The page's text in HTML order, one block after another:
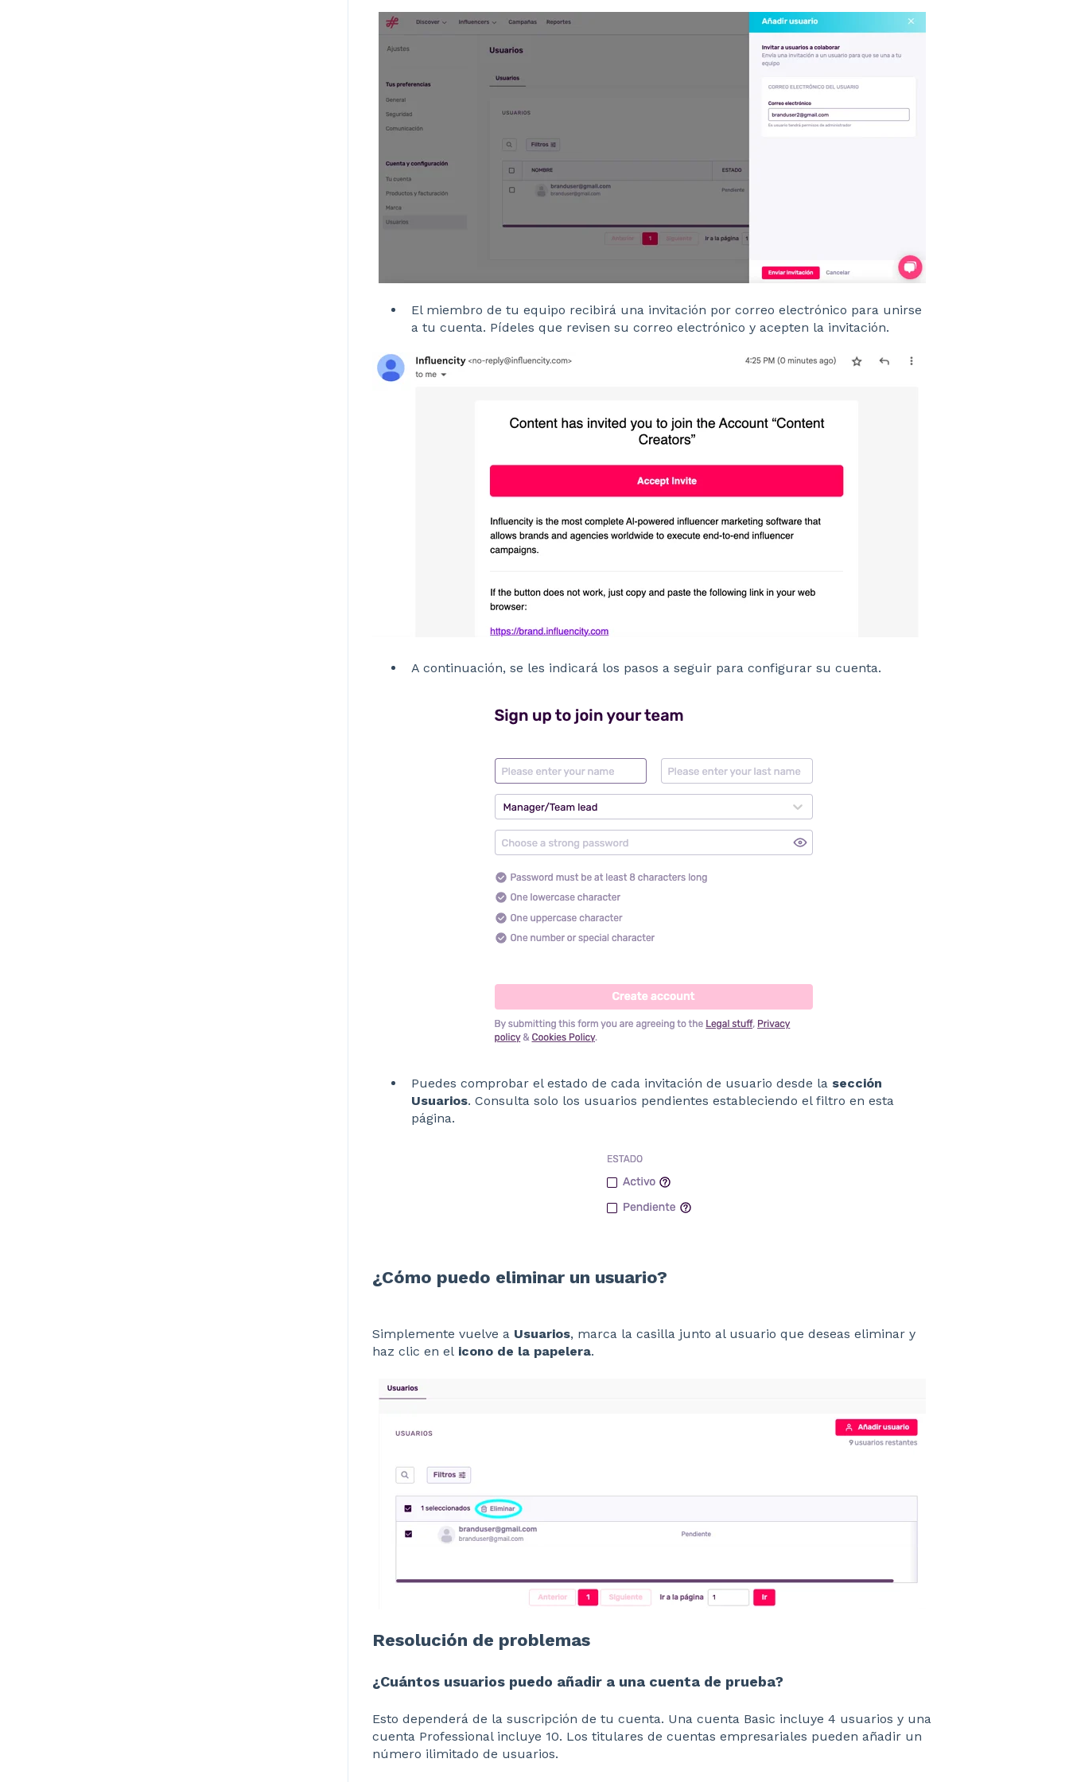
El miembro de tu equipo recibirá una invitación por correo electrónico para unirse
a tu cuenta. Pídeles que revisen su correo electrónico y acepten la invitación.
A continuación, se les indicará los pasos a seguir para configurar su cuenta.
Puedes comprobar el estado de cada invitación de usuario desde la sección
Usuarios. Consulta solo los usuarios pendientes estableciendo el filtro en esta
página.
¿Cómo puedo eliminar un usuario?
Simplemente vuelve a Usuarios, marca la casilla junto al usuario que deseas eliminar y
haz clic en elicono de la papelera.
Resolución de problemas
¿Cuántos usuarios puedo añadir a una cuenta de prueba?
Esto dependerá de la suscripción de tu cuenta. Una cuenta Basic incluye 4 usuarios y una
cuenta Professional incluye 10. Los titulares de cuentas empresariales pueden añadir un
número ilimitado de usuarios.